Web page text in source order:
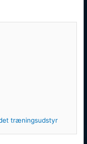
træningsudstyr